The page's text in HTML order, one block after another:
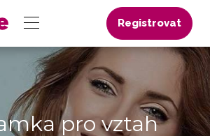
Registrovat
pro vztah